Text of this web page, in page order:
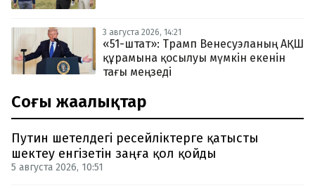
3 августа 2026, 14:21
«51-штат»: Трамп Венесуэланың АҚШ
құрамына қосылуы мүмкін екенін
тағы меңзеді
Соңғы жаңалықтар
Путин шетелдегі ресейліктерге қатысты
шектеу енгізетін заңға қол қойды
5 августа 2026, 10:51